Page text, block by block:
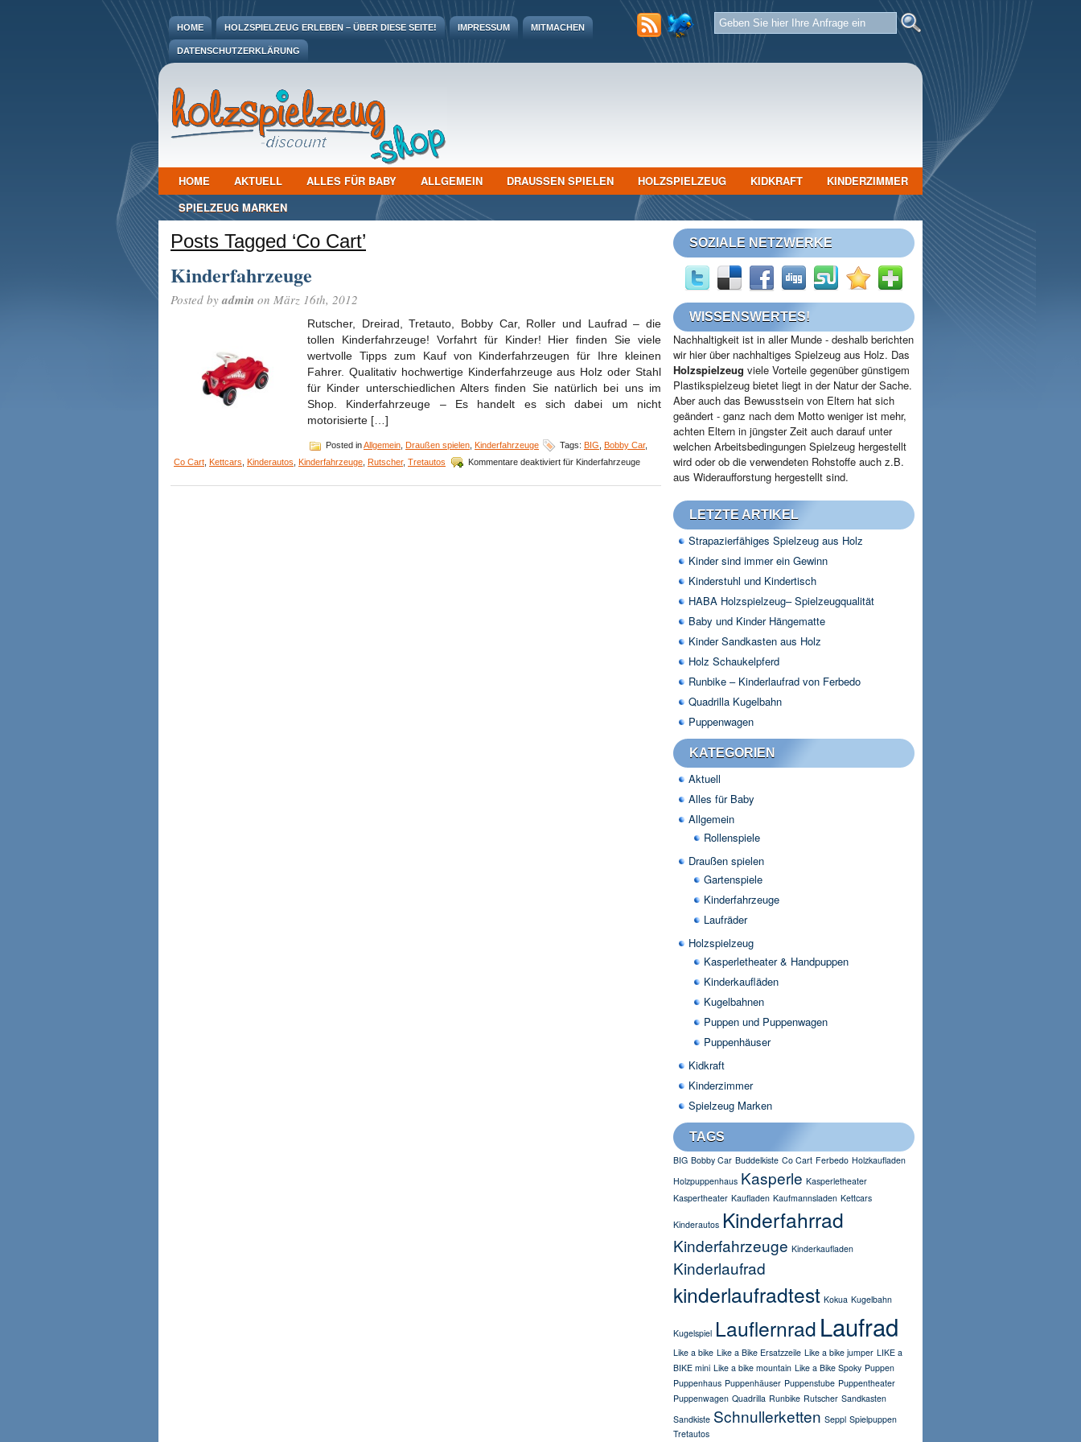
HOME HOLZSPIELZEUG ERLEBEN – ÜBER DIESE SEITE! IMPRESSUM MITMACHEN
DATENSCHUTZERKLÄRUNG
HOME AKTUELL ALLES FÜR BABY ALLGEMEIN DRAUSSEN SPIELEN HOLZSPIELZEUG KIDKRAFT
KINDERZIMMER
SPIELZEUG MARKEN
Posts Tagged ‘Co Cart’
Kinderfahrzeuge
Posted by admin on März 16th, 2012
Rutscher, Dreirad, Tretauto, Bobby Car, Roller und Laufrad – die
tollen Kinderfahrzeuge! Vorfahrt für Kinder! Hier finden Sie viele
wertvolle Tipps zum Kauf von Kinderfahrzeugen für Ihre kleinen
Fahrer. Qualitativ hochwertige Kinderfahrzeuge aus Holz oder Stahl
für Kinder unterschiedlichen Alters finden Sie natürlich bei uns im
Shop. Kinderfahrzeuge – Es handelt es sich dabei um nicht
motorisierte […]
Posted inAllgemein Draußen spielen Kinderfahrzeuge Tags: BIG Bobby Car,
Co Cart Kettcars Kinderautos Kinderfahrzeuge Rutscher, Tretautos Kommentare deaktiviert für Kinderfahrzeuge
SOZIALE NETZWERKE
WISSENSWERTES!
Nachhaltigkeit ist in aller Munde - deshalb berichten
wir hier über nachhaltiges Spielzeug aus Holz. Das
Holzspielzeug viele Vorteile gegenüber günstigem
Plastikspielzeug bietet liegt in der Natur der Sache.
Aber auch das Bewusstsein von Eltern hat sich
geändert - ganz nach dem Motto weniger ist mehr,
achten Eltern in jüngster Zeit auch darauf unter
welchen Arbeitsbedingungen Spielzeug hergestellt
wird oder ob die verwendeten Rohstoffe auch z.B.
aus Wideraufforstung hergestellt sind.
LETZTE ARTIKEL
Strapazierfähiges Spielzeug aus Holz
Kinder sind immer ein Gewinn
Kinderstuhl und Kindertisch
HABA Holzspielzeug– Spielzeugqualität
Baby und Kinder Hängematte
Kinder Sandkasten aus Holz
Holz Schaukelpferd
Runbike – Kinderlaufrad von Ferbedo
Quadrilla Kugelbahn
Puppenwagen
KATEGORIEN
Aktuell
Alles für Baby
Allgemein
Rollenspiele
Draußen spielen
Gartenspiele
Kinderfahrzeuge
Laufräder
Holzspielzeug
Kasperletheater & Handpuppen
Kinderkaufläden
Kugelbahnen
Puppen und Puppenwagen
Puppenhäuser
Kidkraft
Kinderzimmer
Spielzeug Marken
TAGS
BIG Bobby Car Buddelkiste Co Cart Ferbedo Holzkaufladen
Holzpuppenhaus Kasperle Kasperletheater
Kaspertheater Kaufladen Kaufmannsladen Kettcars
Kinderautos Kinderfahrrad
Kinderfahrzeuge Kinderkaufladen
Kinderlaufrad
kinderlaufradtest Kokua Kugelbahn
Kugelspiel Lauflernrad Laufrad
Like a bike Like a Bike Ersatzzeile Like a bike jumper LIKE a
BIKE mini Like a bike mountain Like a Bike Spoky Puppen
Puppenhaus Puppenhäuser Puppenstube Puppentheater
Puppenwagen Quadrilla Runbike Rutscher Sandkasten
Sandkiste Schnullerketten Seppl Spielpuppen
Tretautos